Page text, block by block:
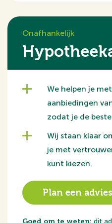
te bieden, waardoor het
tarters als doorstromers
een fijne samenstelling van
Ook voor iedere
appartementen aan de
dat eerste kopje koffie in
erras waar u in alle rust op
e westzijde van het
et park als op de levendige
U parkeert de auto veilig in
s voor ieder appartement
ndt. Een parkeerplaats
Onafhankelijk
We helpen je
aanbiedingen
zodat je de
Wij staan klaar
je met
kunt kiezen.
Plan een